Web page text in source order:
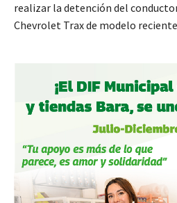
realizar la detención del
Chevrolet Trax de modelo